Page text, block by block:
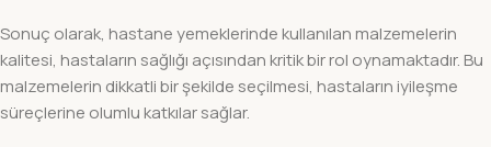
Sonuç olarak, hastane yemeklerinde kullanılan malzemelerin
kalitesi, hastaların sağlığı açısından kritik bir rol oynamaktadır. Bu
malzemelerin dikkatli bir şekilde seçilmesi, hastaların iyileşme
süreçlerine olumlu katkılar sağlar.